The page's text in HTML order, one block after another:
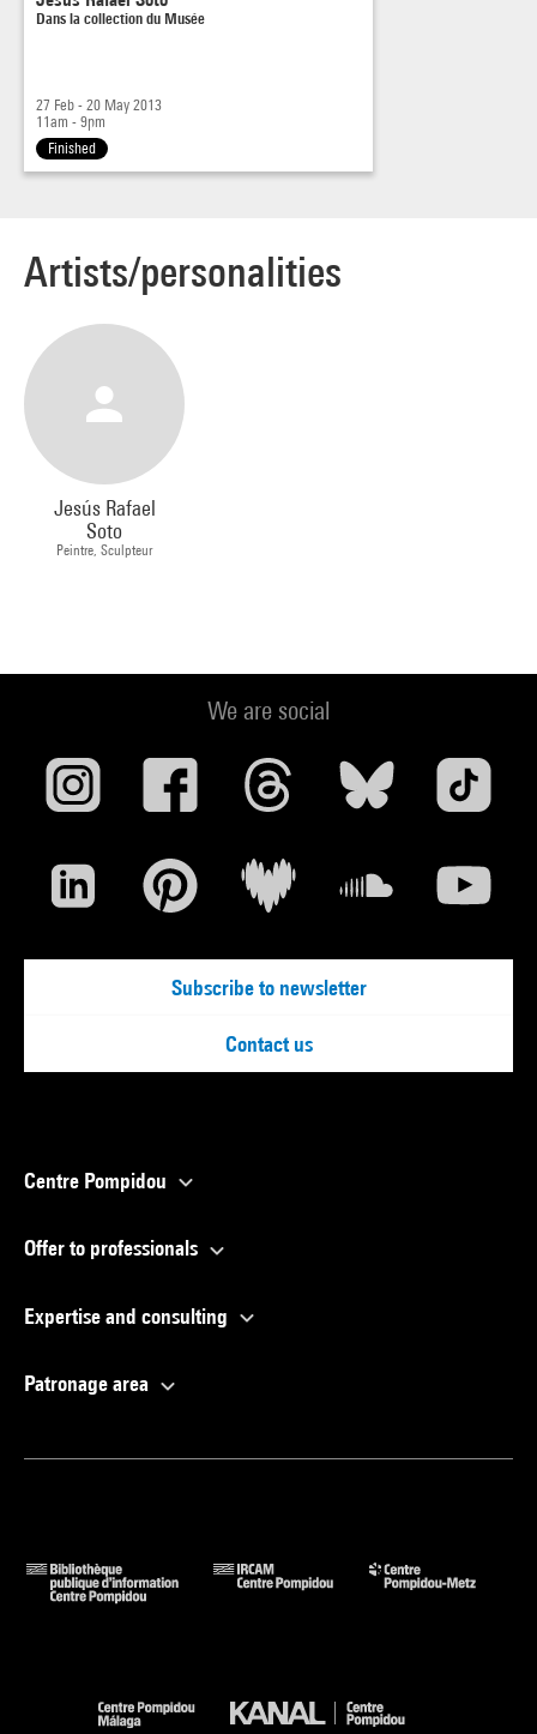
Dans la collection du Musée
27 Feb - 20 May 2013
11am - 9pm
Finished
Artists/personalities
Jesús Rafael
Soto
Peintre, Sculpteur
We are social
Subscribe to newsletter
Contact us
Centre Pompidou
Offer to professionals
Expertise and consulting
Patronage area